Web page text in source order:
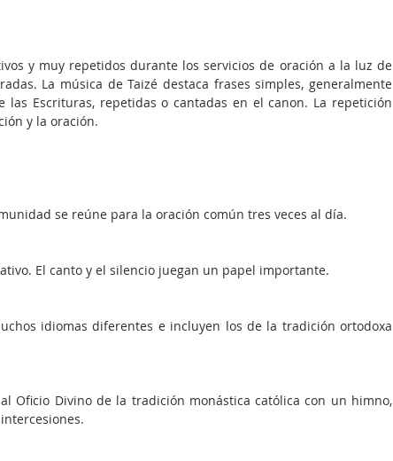
y muy repetidos durante los servicios de oración a la luz de
La música de Taizé destaca frases simples, generalmente
las Escrituras, repetidas o cantadas en el canon. La repetición
y la oración.
se reúne para la oración común tres veces al día.
El canto y el silencio juegan un papel importante.
idiomas diferentes e incluyen los de la tradición ortodoxa
Oficio Divino de la tradición monástica católica con un himno,